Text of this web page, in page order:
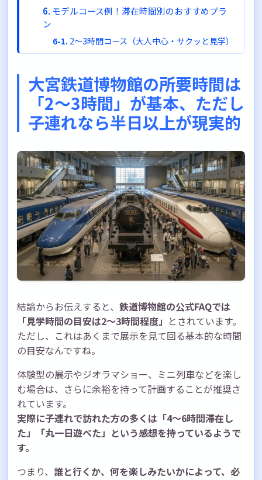
モデルコース例！滞在時間別のおすすめプラ
ン
2〜3時間コース（大人中心・サクッと見学）
4時間コース（子連れ・ライトに楽しむ）
6時間コース（子連れ・体験も満喫）
鉄道博物館の基本情報もおさらい
アクセスと営業時間
訪問前に確認しておきたいこと
合わせて計画しよう
大宮鉄道博物館の所要時間は
「2〜3時間」が基本、ただし
子連れなら半日以上が現実的
結論からお伝えすると、 鉄道博物館の公式FAQでは
「見学時間の目安は2〜3時間程度」 とされています。
ただし、これはあくまで展示を見て回る基本的な時間
の目安なんですね。
体験型の展示やジオラマショー、ミニ列車などを楽し
む場合は、さらに余裕を持って計画することが推奨さ
れています。
実際に子連れで訪れた方の多くは「4〜6時間滞在し
た」「丸一日遊べた」という感想を持っているようで
す。
つまり、 誰と行くか、何を楽しみたいかによって、必